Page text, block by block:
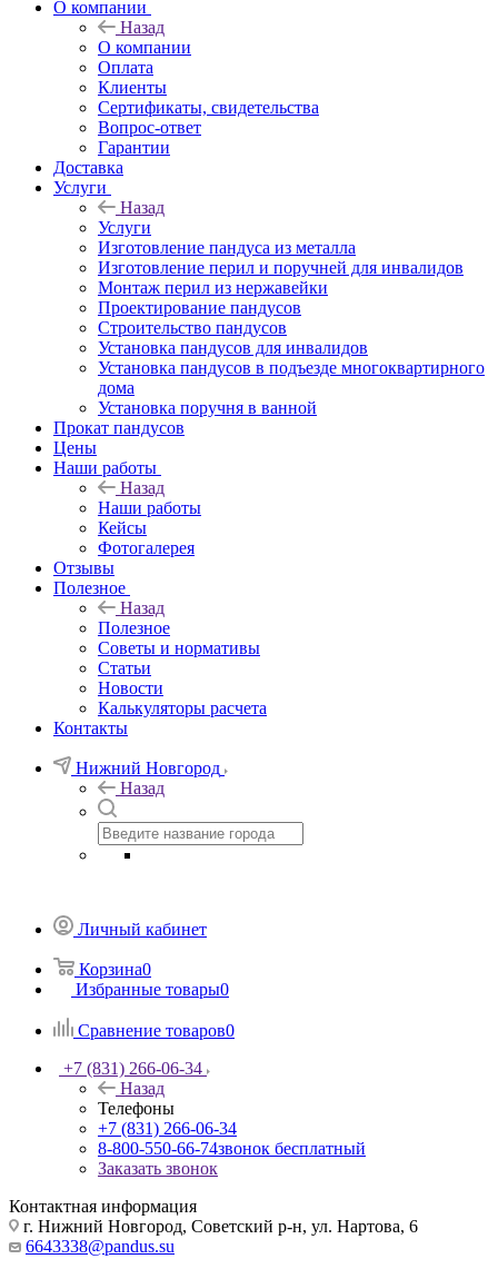
О компании
Назад
О компании
Оплата
Клиенты
Сертификаты, свидетельства
Вопрос-ответ
Гарантии
Доставка
Услуги
Назад
Услуги
Изготовление пандуса из металла
Изготовление перил и поручней для инвалидов
Монтаж перил из нержавейки
Проектирование пандусов
Строительство пандусов
Установка пандусов для инвалидов
Установка пандусов в подъезде многоквартирного
дома
Установка поручня в ванной
Прокат пандусов
Цены
Наши работы
Назад
Наши работы
Кейсы
Фотогалерея
Отзывы
Полезное
Назад
Полезное
Советы и нормативы
Статьи
Новости
Калькуляторы расчета
Контакты
Нижний Новгород
Назад
Личный кабинет
Корзина0
Избранные товары0
Сравнение товаров0
+7 (831) 266-06-34
Назад
Телефоны
+7 (831) 266-06-34
8-800-550-66-74звонок бесплатный
Заказать звонок
Контактная информация
г. Нижний Новгород, Советский р-н, ул. Нартова, 6
6643338@pandus.su